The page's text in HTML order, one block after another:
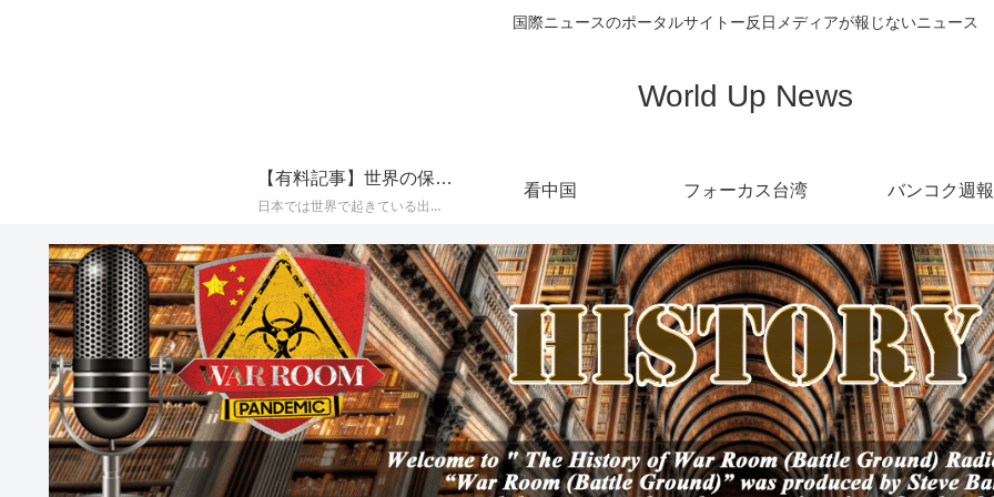
国際ニュースのポータルサイトー反日メディアが報じないニュース
World Up News
【有料記事】世界の保守系メディアの最新国際ニュースまとめ【定期購読（サブスクリプション）】
日本では世界で起きている出来事が報じられることが少なく、かつプロパガンダ（政治的宣伝）やフェイク（嘘）で塗り固められた海外メディアのニュースをそのまま垂れ流すメディアが多いことから、世界の保守系とされるメディアに絞り、その最新の国際ニュースをAIによって日本語でまとめて配信しております。
看中国 フォーカス台湾 バンコク週報